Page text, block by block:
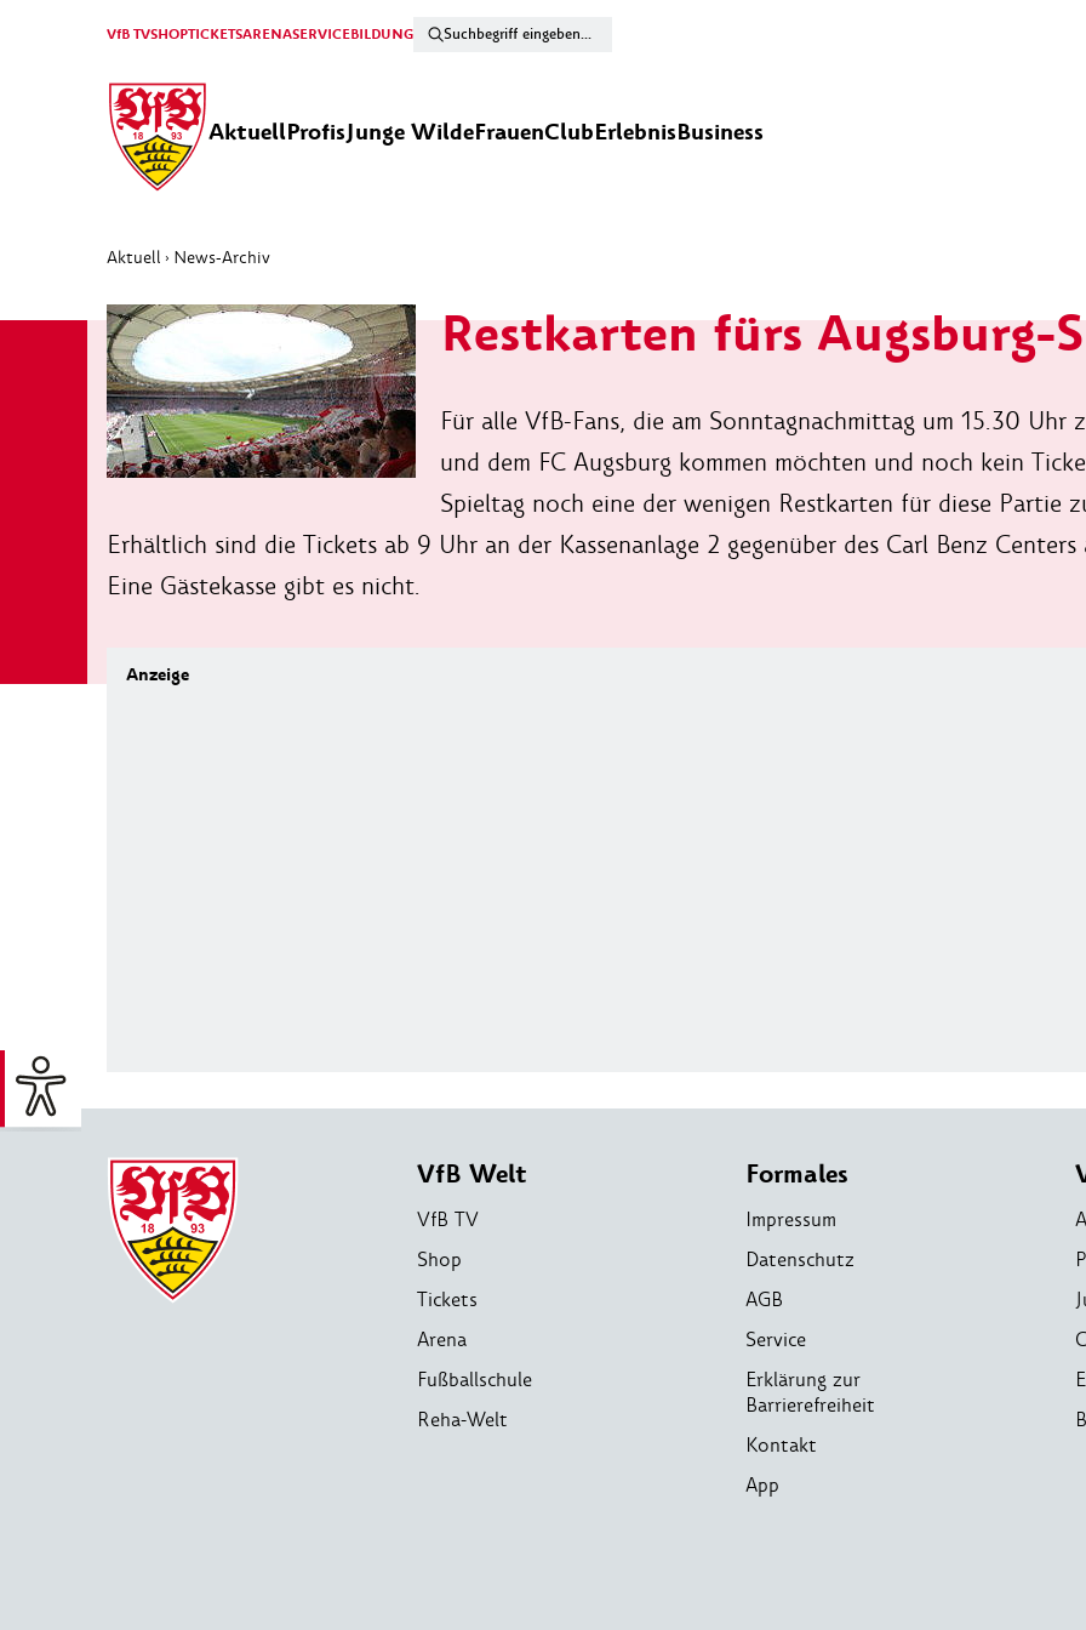
VfB TVSHOPTICKETSARENASERVICEBILDUNG
AktuellProfisJunge WildeFrauenClubErlebnisBusiness
Aktuell › News-Archiv
Restkarten fürs Augsburg-
Für alle VfB-Fans, die am Sonntagnachmittag um 15.30 Uhr
und dem FC Augsburg kommen möchten und noch kein
Spieltag noch eine der wenigen Restkarten für diese Partie
Erhältlich sind die Tickets ab 9 Uhr an der Kassenanlage 2 gegenüber des Carl Benz
Eine Gästekasse gibt es nicht.
VfB Welt
VfB TV
Shop
Tickets
Arena
Fußballschule
Reha-Welt
Formales
Impressum
Datenschutz
AGB
Service
Erklärung zur
Barrierefreiheit
Kontakt
App